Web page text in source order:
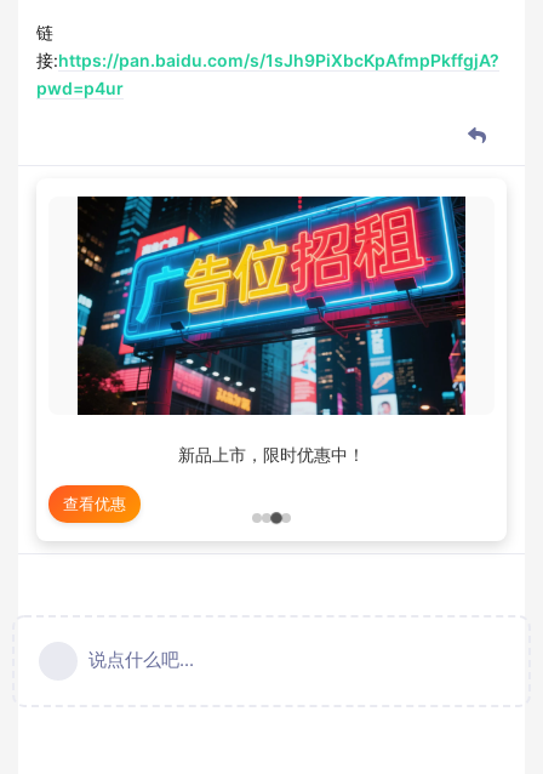
链
接:https://pan.baidu.com/s/1sJh9PiXbcKpAfmpPkffgjA?
pwd=p4ur
新品上市，限时优惠中！
查看优惠
说点什么吧...